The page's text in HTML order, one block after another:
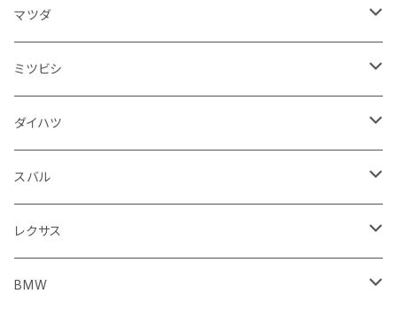
フォルクスワーゲン
ジープ
ボルボ
ジャガー
プジョー
ランドローバー
メルセデス・ベンツ
フォルクスワーゲン
ジープ
ボルボ
ジャガー
キャデラック
アルファロメオ
アストンマーティン
アウディ
ベントレー
BMW
キャデラック
リアバンパー
バックドアガラス
トランクリッド
ダッシュボード
センタークラスター
グローブボックス
トライアンフ
ドゥカティ
モトグッツイ
アプリリア
KTM
プジョー
ブレーキ・クラッチレバー
オルタネーター
オイルフィルター
電装系
スピードメーター
ウインカー
足回り
サスペンション
ホイール
駆動系
クラッチ
クラッチホース
フレーム
ライト系
タンク系
ダッシュボード
ライト系
フォグランプ
ステアリング系
シートカバー
外装系
タイヤ回り系
エンジン回り
ウインカー
トランクマット
運転席周り
トランクマット
フェンダー周り
フロントガラス回り
サイドミラー
ライト系
フロアマット
フロントガラス回り
ウォッシャージェット
フェンダー周り
運転席周り
アームレスト
バイク 排気系
マフラー
サイドミラー
マツダ
フロアマット
ボンネット回り
フェンダー周り
フロントガラス回り
リアガラス回り
ミツビシ
フロアマット
キーホルダー
フロントガラス回り
ワイパー
足回り系
ダイハツ
フロアマット
フロントガラス回り
ワイパー
運転席周り
スバル
フロアマット
フロントガラス回り
レクサス
フロアマット
BMW